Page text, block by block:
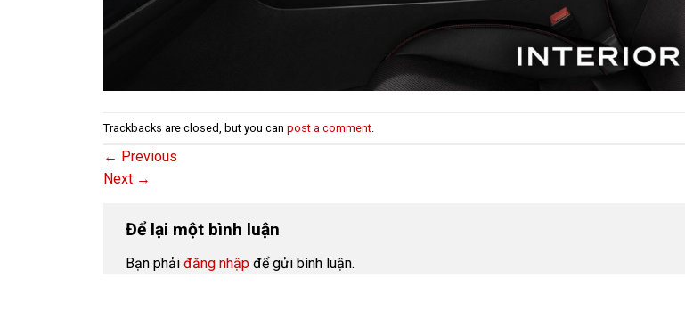
Trackbacks are closed, but you can post a comment
← Previous
Next →
Để lại một bình luận
Bạn phải đăng nhập để gửi bình luận.